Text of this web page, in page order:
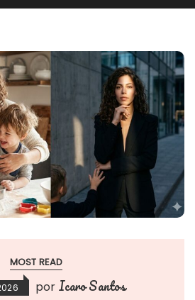
MOST READ
por Icaro Santos